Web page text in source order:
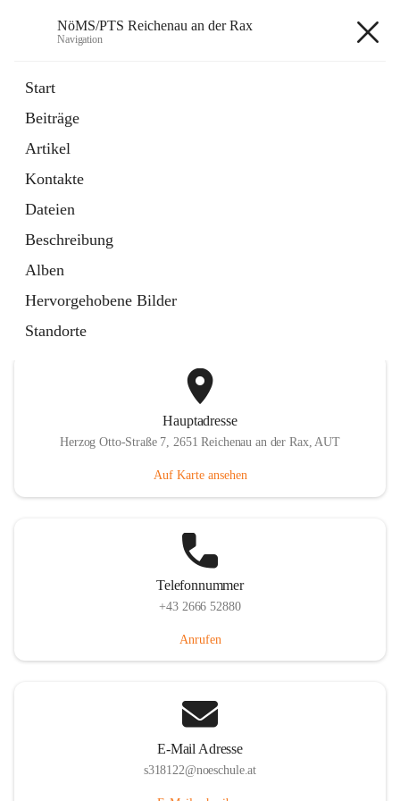
NöMS/PTS Reichenau an der Rax
Navigation
Start
Beiträge
Artikel
Kontakte
Dateien
Beschreibung
Alben
Hervorgehobene Bilder
Standorte
Hans Lanner Regionalmusik Schulverband
öffnet
in
neuem
Tab
Externe Webseite
in
Tab
Hauptadresse
Herzog Otto-Straße 7, 2651 Reichenau an der Rax, AUT
Auf Karte ansehen
Telefonnummer
+43 2666 52880
Anrufen
E-Mail Adresse
s318122@noeschule.at